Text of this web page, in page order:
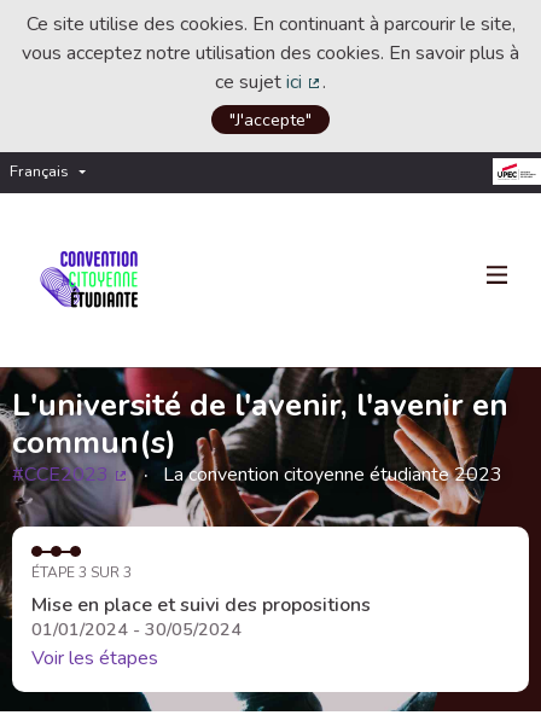
Ce site utilise des cookies. En continuant à parcourir le site,
vous acceptez notre utilisation des cookies. En savoir plus à
ce sujetici
(Lien externe)
.
"J'accepte"
Français Choisir la langue
L'université de l'avenir, l'avenir en
commun(s)
#CCE2023
(Lien externe)
La convention citoyenne étudiante 2023
ÉTAPE 3 SUR 3
Mise en place et suivi des propositions
01/01/2024 - 30/05/2024
Voir les étapes